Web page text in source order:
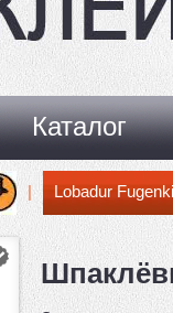
Каталог
| Lobadur